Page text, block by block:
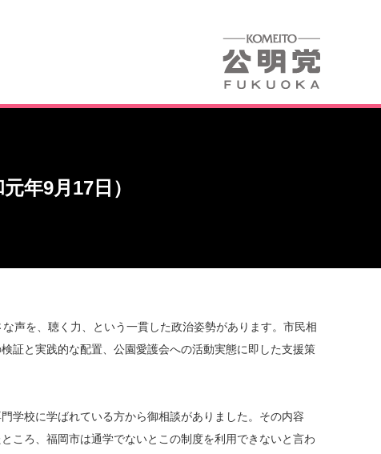
年9月17日）
声を、聴く力、という一貫した政治姿勢があります。市民相
証と実践的な配置、公園愛護会への活動実態に即した支援策
学校に学ばれている方から御相談がありました。その内容
ころ、福岡市は通学でないとこの制度を利用できないと言わ